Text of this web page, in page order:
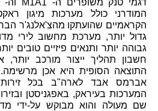
המודרני כולל מערכות מיגון
הקראמיים שהועתקו מהצ'אלנג'ר
גדול יותר, מערכת מחשוב לירי
גבוהה יותר ותנאים פיזיים טובים
חשבון תהליך ייצור מורכב יותר,
התוצאה הסופית היא אכן
אברמס אבד לארה"ב בכל
המערכות בעיראק, באפגניסטן
שם מעולה והוא מבוקש על-ידי